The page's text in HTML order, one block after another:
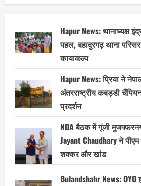
Hapur News: थानाध्यक्ष
पहल, बहादुरगढ़ थाना
कायाकल्प
Hapur News: प्रिया ने
अंतरराष्ट्रीय कबड्डी
प्रदर्शन
NDA बैठक में गूंजी
Jayant Chaudhary ने
शक्कर और खांड
Bulandshahr News: